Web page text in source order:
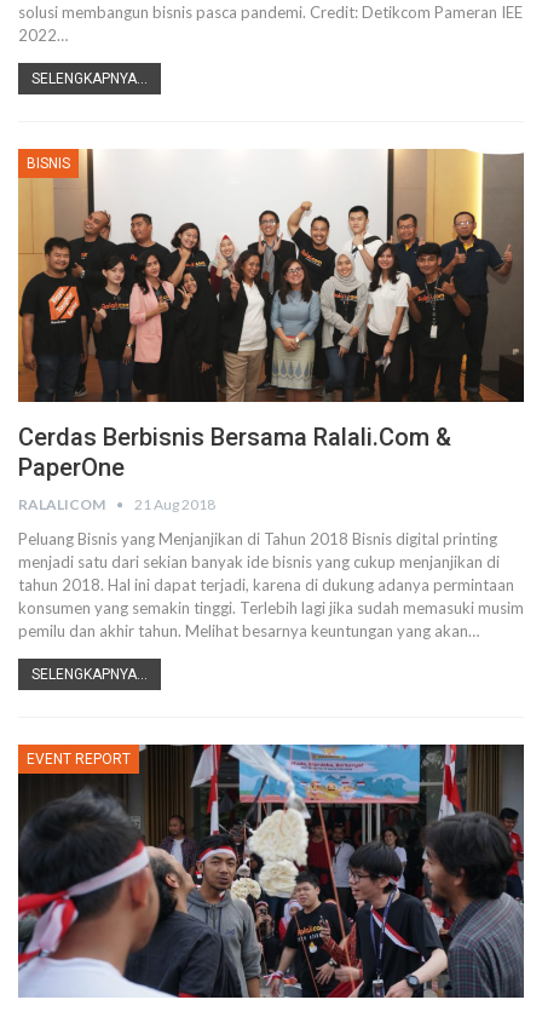
solusi membangun bisnis pasca pandemi. Credit: Detikcom Pameran IEE
2022…
SELENGKAPNYA...
BISNIS
Cerdas Berbisnis Bersama Ralali.com &
PaperOne
RALALICOM 21 Aug 2018
Peluang Bisnis yang Menjanjikan di Tahun 2018 Bisnis digital printing
menjadi satu dari sekian banyak ide bisnis yang cukup menjanjikan di
tahun 2018. Hal ini dapat terjadi, karena di dukung adanya permintaan
konsumen yang semakin tinggi. Terlebih lagi jika sudah memasuki musim
pemilu dan akhir tahun. Melihat besarnya keuntungan yang akan…
SELENGKAPNYA...
EVENT REPORT